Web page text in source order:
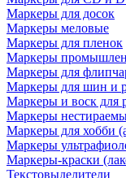
Маркеры для досок
Маркеры меловые
Маркеры для пленок
Маркеры
Маркеры для
Маркеры для шин и
Маркеры и воск для
Маркеры
Маркеры для хобби
Маркеры
Маркеры-краски
Текстовыделители